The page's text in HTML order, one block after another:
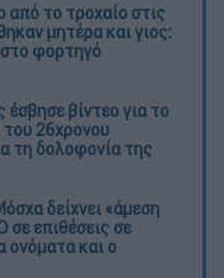
από το τροχαίο στις
μητέρα και γιος:
φορτηγό
βίντεο για το
του 26χρονου
τη δολοφονία της
δείχνει «άμεση
επιθέσεις σε
ονόματα και ο